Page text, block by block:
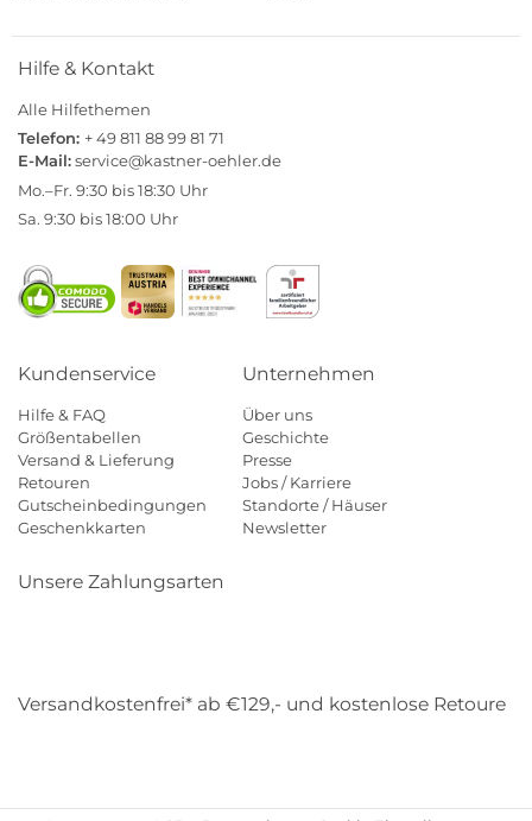
Hilfe & Kontakt
Alle Hilfethemen
Telefon: + 49 811 88 99 81 71
E-Mail:service@kastner-oehler.de
Mo.–Fr. 9:30 bis 18:30 Uhr
Sa. 9:30 bis 18:00 Uhr
Kundenservice
Hilfe & FAQ
Größentabellen
Versand & Lieferung
Retouren
Gutscheinbedingungen
Geschenkkarten
Unternehmen
Über uns
Geschichte
Presse
Jobs / Karriere
Standorte / Häuser
Newsletter
Unsere Zahlungsarten
Versandkostenfrei* ab €129,- und kostenlose Retoure